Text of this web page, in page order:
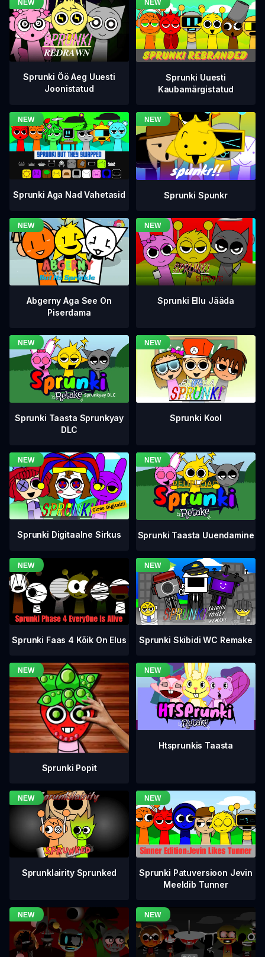
Sprunki Öö Aeg Uuesti
Joonistatud
Sprunki Uuesti
Kaubamärgistatud
Sprunki Aga Nad Vahetasid Sprunki Spunkr
Abgerny Aga See On
Piserdama
Sprunki Ellu Jääda
Sprunki Taasta Sprunkyay
DLC
Sprunki Kool
Sprunki Digitaalne Sirkus Sprunki Taasta Uuendamine
Sprunki Faas 4 Kõik On Elus Sprunki Skibidi WC Remake
Sprunki Popit
Htsprunkis Taasta
Sprunklairity Sprunked
Sprunki Patuversioon Jevin
Meeldib Tunner